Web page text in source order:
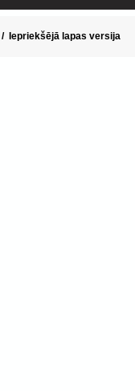
/ Iepriekšējā lapas versija